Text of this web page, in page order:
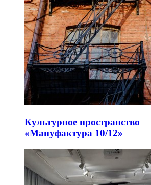
Культурное пространство
«Мануфактура 10/12»